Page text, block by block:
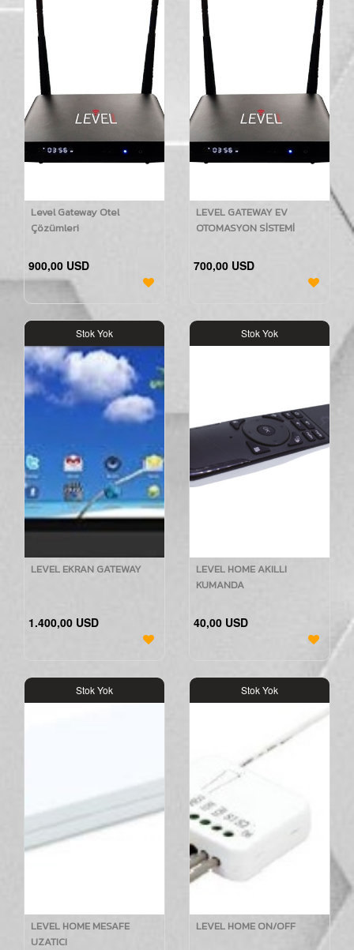
Level Gateway Otel
Çözümleri
900,00 USD
LEVEL GATEWAY EV
OTOMASYON SİSTEMİ
700,00 USD
Stok Yok
LEVEL EKRAN GATEWAY
1.400,00 USD
Stok Yok
LEVEL HOME AKILLI
KUMANDA
40,00 USD
Stok Yok
LEVEL HOME MESAFE
UZATICI
Stok Yok
LEVEL HOME ON/OFF